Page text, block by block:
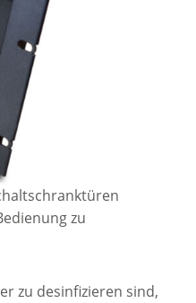
zu
zu desinfizieren sind,